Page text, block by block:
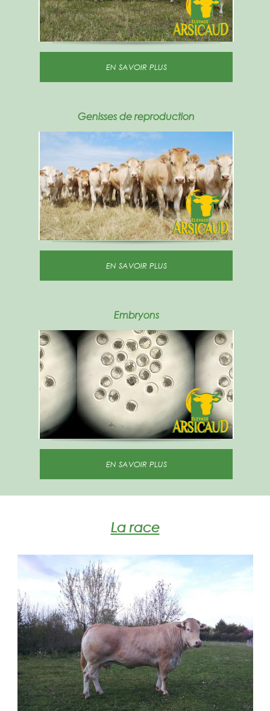
EN SAVOIR PLUS
Genisses de reproduction
EN SAVOIR PLUS
Embryons
EN SAVOIR PLUS
La race